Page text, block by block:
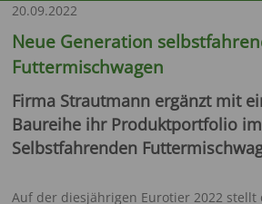
20.09.2022
Neue Generation
Futtermischwagen
Firma Strautmann ergänzt mit
Baureihe ihr Produktportfolio
Selbstfahrenden
Auf der diesjährigen Eurotier 2022 stellt